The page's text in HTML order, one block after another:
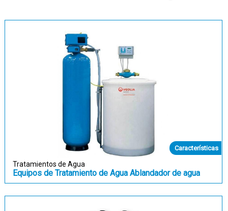
Características
Tratamientos de Agua
Equipos de Tratamiento de Agua Ablandador de agua